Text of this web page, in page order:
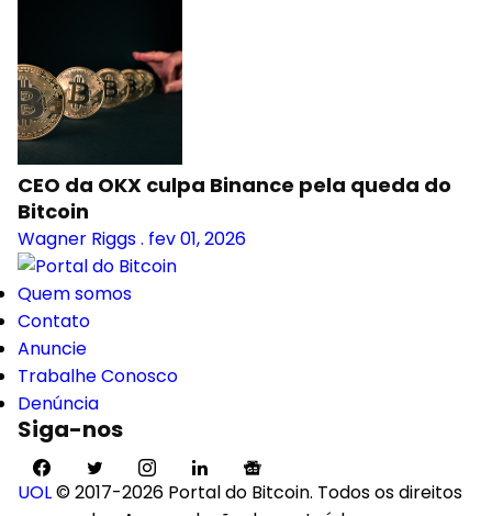
CEO da OKX culpa Binance pela queda do
Bitcoin
Wagner Riggs. fev 01, 2026
Quem somos
Contato
Anuncie
Trabalhe Conosco
Denúncia
Siga-nos
UOL© 2017-2026 Portal do Bitcoin. Todos os direitos